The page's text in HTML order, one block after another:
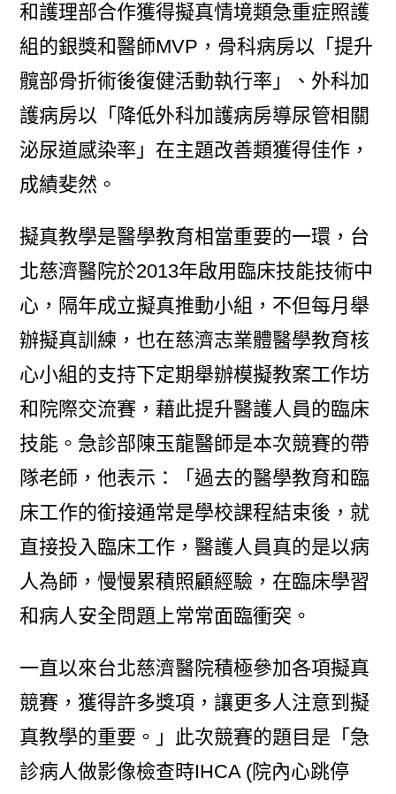
和護理部合作獲得擬真情境類急重症照護
組的銀獎和醫師MVP，骨科病房以「提升
髖部骨折術後復健活動執行率」、外科加
護病房以「降低外科加護病房導尿管相關
泌尿道感染率」在主題改善類獲得佳作，
成績斐然。
擬真教學是醫學教育相當重要的一環，台
北慈濟醫院於2013年啟用臨床技能技術中
心，隔年成立擬真推動小組，不但每月舉
辦擬真訓練，也在慈濟志業體醫學教育核
心小組的支持下定期舉辦模擬教案工作坊
和院際交流賽，藉此提升醫護人員的臨床
技能。急診部陳玉龍醫師是本次競賽的帶
隊老師，他表示：「過去的醫學教育和臨
床工作的銜接通常是學校課程結束後，就
直接投入臨床工作，醫護人員真的是以病
人為師，慢慢累積照顧經驗，在臨床學習
和病人安全問題上常常面臨衝突。
一直以來台北慈濟醫院積極參加各項擬真
競賽，獲得許多獎項，讓更多人注意到擬
真教學的重要。」此次競賽的題目是「急
診病人做影像檢查時IHCA (院內心跳停